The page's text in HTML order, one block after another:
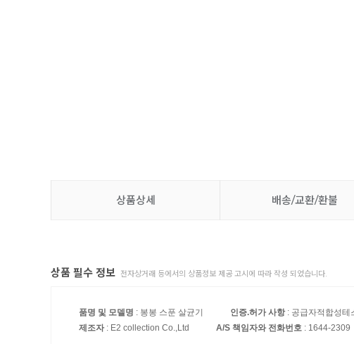
상품상세 배송/교환/환불
상품 필수 정보 전자상거래 등에서의 상품정보 제공 고시에 따라 작성 되었습니다.
품명 및 모델명 : 봉봉 스푼 살균기 인증.허가 사항: 공급자적합성테
제조자: E2 collection Co.,Ltd A/S 책임자와 전화번호 : 1644-2309